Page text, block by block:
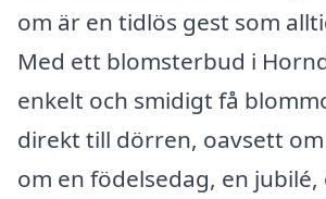
om är en tidlös gest som
Med ett blomsterbud i
enkelt och smidigt få
direkt till dörren, oavsett
om en födelsedag, en